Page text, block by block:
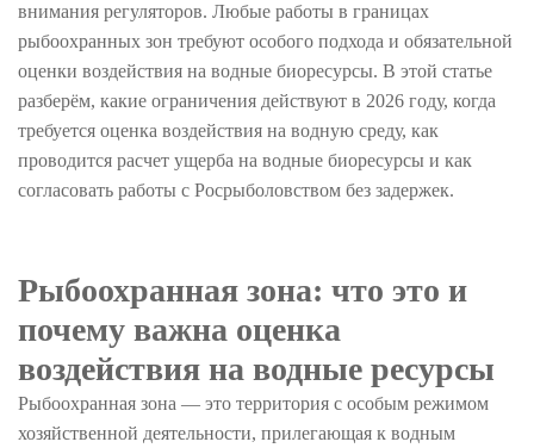
внимания регуляторов. Любые работы в границах
рыбоохранных зон требуют особого подхода и обязательной
оценки воздействия на водные биоресурсы. В этой статье
разберём, какие ограничения действуют в 2026 году, когда
требуется оценка воздействия на водную среду, как
проводится расчет ущерба на водные биоресурсы и как
согласовать работы с Росрыболовством без задержек.
Рыбоохранная зона: что это и
почему важна оценка
воздействия на водные ресурсы
Рыбоохранная зона — это территория с особым режимом
хозяйственной деятельности, прилегающая к водным